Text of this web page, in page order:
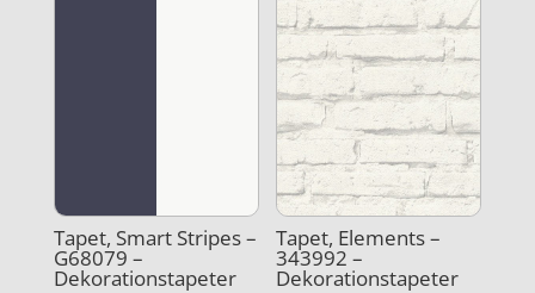
Tapet, Smart Stripes –
G68079 –
Dekorationstapeter
Tapet, Elements –
343992 –
Dekorationstapeter